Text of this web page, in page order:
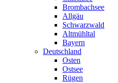
Brombachsee
Allgäu
Schwarzwald
Altmühltal
Bayern
Deutschland
Osten
Ostsee
Rügen